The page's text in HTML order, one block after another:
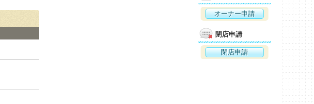
オーナー申請
閉店申請
閉店申請